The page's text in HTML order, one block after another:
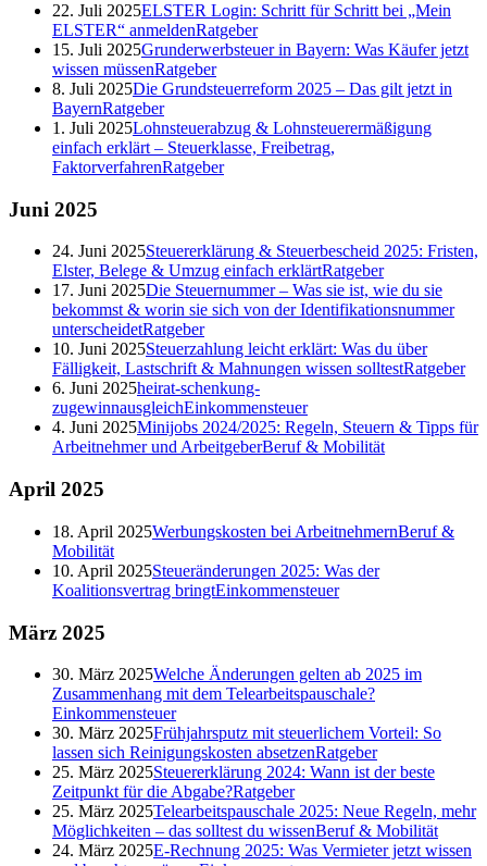
22. Juli 2025ELSTER Login: Schritt für Schritt bei „Mein
ELSTER“ anmeldenRatgeber
15. Juli 2025Grunderwerbsteuer in Bayern: Was Käufer jetzt
wissen müssenRatgeber
8. Juli 2025Die Grundsteuerreform 2025 – Das gilt jetzt in
BayernRatgeber
1. Juli 2025Lohnsteuerabzug & Lohnsteuerermäßigung
einfach erklärt – Steuerklasse, Freibetrag,
FaktorverfahrenRatgeber
Juni 2025
24. Juni 2025Steuererklärung & Steuerbescheid 2025: Fristen,
Elster, Belege & Umzug einfach erklärtRatgeber
17. Juni 2025Die Steuernummer – Was sie ist, wie du sie
bekommst & worin sie sich von der Identifikationsnummer
unterscheidetRatgeber
10. Juni 2025Steuerzahlung leicht erklärt: Was du über
Fälligkeit, Lastschrift & Mahnungen wissen solltestRatgeber
6. Juni 2025heirat-schenkung-
zugewinnausgleichEinkommensteuer
4. Juni 2025Minijobs 2024/2025: Regeln, Steuern & Tipps für
Arbeitnehmer und ArbeitgeberBeruf & Mobilität
April 2025
18. April 2025Werbungskosten bei ArbeitnehmernBeruf &
Mobilität
10. April 2025Steueränderungen 2025: Was der
Koalitionsvertrag bringtEinkommensteuer
März 2025
30. März 2025Welche Änderungen gelten ab 2025 im
Zusammenhang mit dem Telearbeitspauschale?
Einkommensteuer
30. März 2025Frühjahrsputz mit steuerlichem Vorteil: So
lassen sich Reinigungskosten absetzenRatgeber
25. März 2025Steuererklärung 2024: Wann ist der beste
Zeitpunkt für die Abgabe?Ratgeber
25. März 2025Telearbeitspauschale 2025: Neue Regeln, mehr
Möglichkeiten – das solltest du wissenBeruf & Mobilität
24. März 2025E-Rechnung 2025: Was Vermieter jetzt wissen